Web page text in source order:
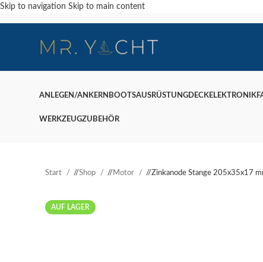
Skip to navigation Skip to main content
ANLEGEN/ANKERN BOOTSAUSRÜSTUNG DECK ELEKTRONIK
WERKZEUGZUBEHÖR
Start / Shop / Motor / Zinkanode Stange 205x35x17
AUF LAGER